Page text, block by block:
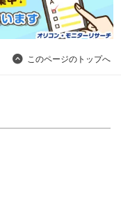
このページのトップへ